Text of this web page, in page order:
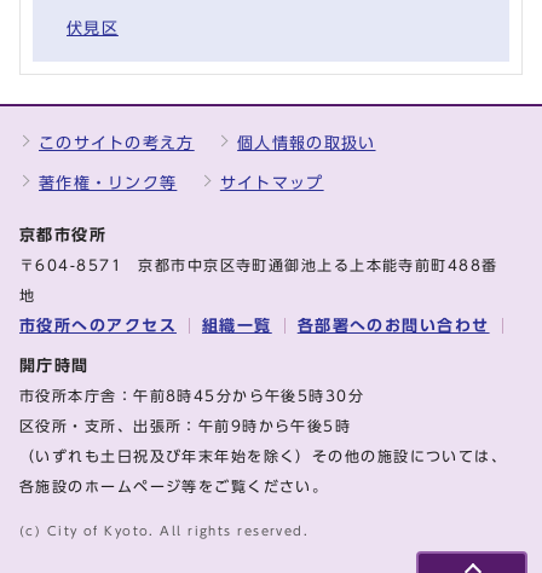
伏見区
このサイトの考え方 個人情報の取扱い
著作権・リンク等 サイトマップ
京都市役所
〒604-8571 京都市中京区寺町通御池上る上本能寺前町488番
地
市役所へのアクセス 組織一覧 各部署へのお問い合わせ
開庁時間
市役所本庁舎：午前8時45分から午後5時30分
区役所・支所、出張所：午前9時から午後5時
（いずれも土日祝及び年末年始を除く）その他の施設については、
各施設のホームページ等をご覧ください。
(c) City of Kyoto. All rights reserved.